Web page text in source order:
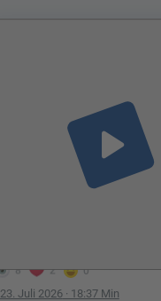
8 2 0
play_arrow
23. Juli 2026· 18:37 Min